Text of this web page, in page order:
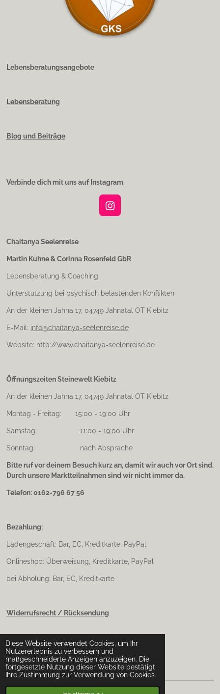
Diese Website verwendet Cookies, um Ihr
Nutzererlebnis zu verbessern und
maßgeschneiderte Anzeigen anzuzeigen. Die
fortgesetzte Nutzung dieser Website bestätigt
Ihre Zustimmung zur Verwendung von Cookies.
Lebensberatungsangebote
Lebensberatung
Blog und Beiträge
Verbinde dich mit uns auf Instagram
I
g
m
Chaitanya Seelenreise
Martin Kuhne & Corinna Rosenfeld GbR
Lebensberatung & Coaching
Unterstützung bei psychisch belastenden Konflikten
An der kleinen Jahna 17, 04749 Jahnatal OT Kiebitz
E-Mail: info@chaitanya-seelenreise.de
Website: http://www.chaitanya-seelenreise.de
Öffnungszeiten Steinewelt Kiebitz
An der kleinen Jahna 17, 04749 Jahnatal OT Kiebitz
Montag - Freitag: 15:00 - 19:00 Uhr
Samstag: 11:00 - 19:00 Uhr
Sonntag: nach Absprache
Bitte ruf vor deinem Besuch kurz an, damit wir auch vor Ort sind.
Durch unsere Marktteilnahmen sind wir nicht immer da.
Telefon: 0162-796 67 56
Bezahlung:
Ladengeschäft: Bar, EC, Kreditkarte, PayPal
Onlineshop: Überweisung, Kreditkarte, PayPal
bei Abholung: Bar, EC, Kreditkarte
Widerrufsrecht / Rücksendung
Impressum & Datenschutz
© 2025 Chaitanya Steinewelt & Chaitanya Seelenreise